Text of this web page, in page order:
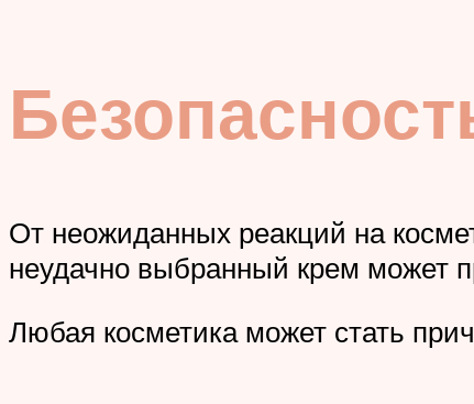
От неожиданных реакций на
неудачно выбранный крем может
Любая косметика может стать